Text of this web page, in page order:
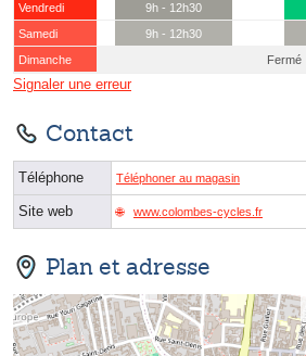
Vendredi
9h - 12h30
Samedi
9h - 12h30
Dimanche
Fermé
Signaler une erreur
Contact
Téléphone Téléphoner au magasin
Site web www.colombes-cycles.fr
Plan et adresse